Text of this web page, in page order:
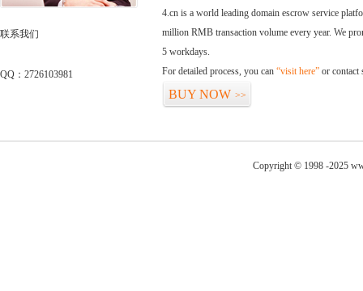
联系我们
QQ：2726103981
4.cn is a world leading domain escrow service
million RMB transaction volume every year. We
5 workdays.
For detailed process, you can “visit here” or contact
BUY NOW >>
Copyright © 1998 -2025